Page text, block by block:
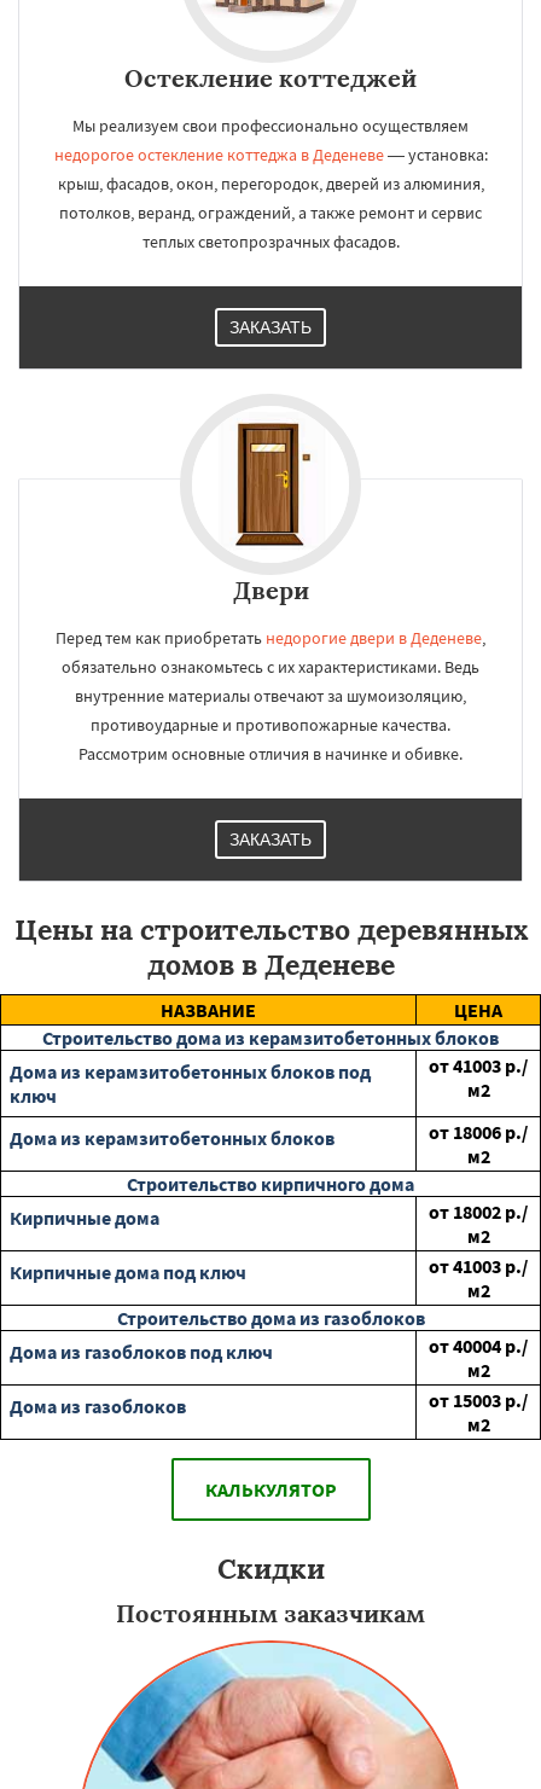
Остекление коттеджей
Мы реализуем свои профессионально осуществляем
недорогое остекление коттеджа в Деденеве— установка:
крыш, фасадов, окон, перегородок, дверей из алюминия,
потолков, веранд, ограждений, а также ремонт и сервис
теплых светопрозрачных фасадов.
ЗАКАЗАТЬ
Двери
Перед тем как приобретать недорогие двери в Деденеве,
обязательно ознакомьтесь с их характеристиками. Ведь
внутренние материалы отвечают за шумоизоляцию,
противоударные и противопожарные качества.
Рассмотрим основные отличия в начинке и обивке.
ЗАКАЗАТЬ
Цены на строительство деревянных
домов в Деденеве
НАЗВАНИЕ
ЦЕНА
Строительство дома из керамзитобетонных блоков
Дома из керамзитобетонных блоков под
ключ
от41003 р./
м2
Дома из керамзитобетонных блоков
от 18006 р./
м2
Строительство кирпичного дома
Кирпичные дома
от 18002 р./
м2
Кирпичные дома под ключ
от41003 р./
м2
Строительство дома из газоблоков
Дома из газоблоков под ключ
от40004 р./
м2
Дома из газоблоков
от 15003 р./
м2
КАЛЬКУЛЯТОР
Скидки
Постоянным заказчикам